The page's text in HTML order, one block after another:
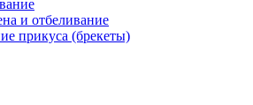
и отбеливание
прикуса (брекеты)